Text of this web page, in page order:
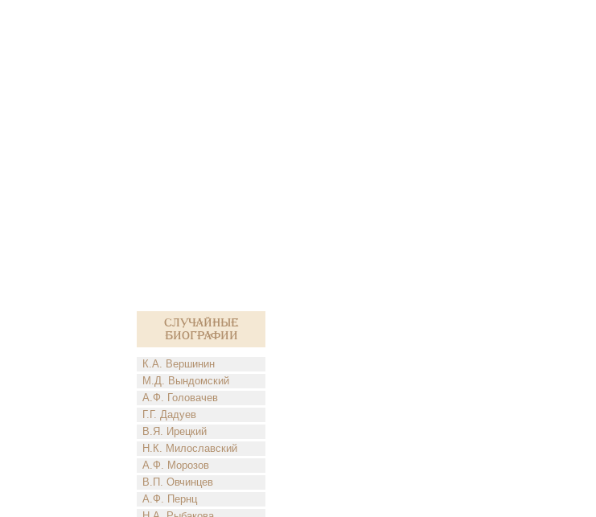
Случайные
биографии
К.А. Вершинин
М.Д. Вындомский
А.Ф. Головачев
Г.Г. Дадуев
В.Я. Ирецкий
Н.К. Милославский
А.Ф. Морозов
В.П. Овчинцев
А.Ф. Пернц